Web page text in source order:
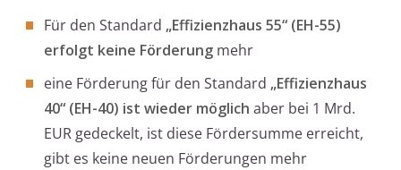
Für den Standard „Effizienzhaus 55“ (EH-55)
erfolgt keine Förderung mehr
eine Förderung für den Standard „Effizienzhaus
40“ (EH-40) ist wieder möglich aber bei 1 Mrd.
EUR gedeckelt, ist diese Fördersumme erreicht,
gibt es keine neuen Förderungen mehr